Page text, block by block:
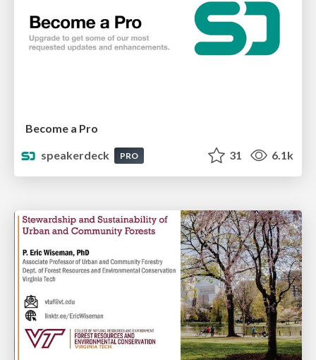
Become a Pro
speakerdeck
PRO 31 6.1k